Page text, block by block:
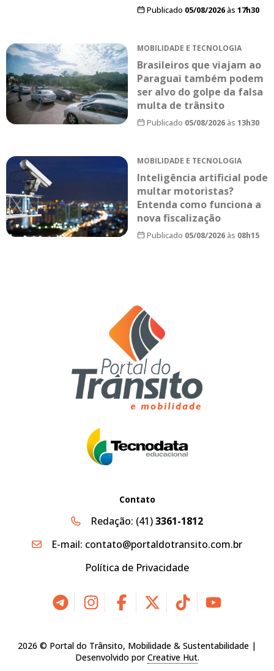
Publicado 05/08/2026às 17h30
MOBILIDADE E TECNOLOGIA
Brasileiros que viajam ao
Paraguai também podem
ser alvo do golpe da falsa
multa de trânsito
Publicado 05/08/2026às 13h30
MOBILIDADE E TECNOLOGIA
Inteligência artificial pode
multar motoristas?
Entenda como funciona a
nova fiscalização
Publicado 05/08/2026às 08h15
Contato
Redação: (41)3361-1812
E-mail: contato@portaldotransito.com.br
Política de Privacidade
2026 © Portal do Trânsito, Mobilidade & Sustentabilidade |
Desenvolvido porCreative Hut.